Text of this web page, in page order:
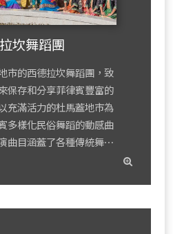
坎舞蹈團
市的西德拉坎舞蹈團，致
保存和分享菲律賓豐富的
充滿活力的杜馬蓋地市為
多樣化民俗舞蹈的動感曲
曲目涵蓋了各種傳統舞⋯